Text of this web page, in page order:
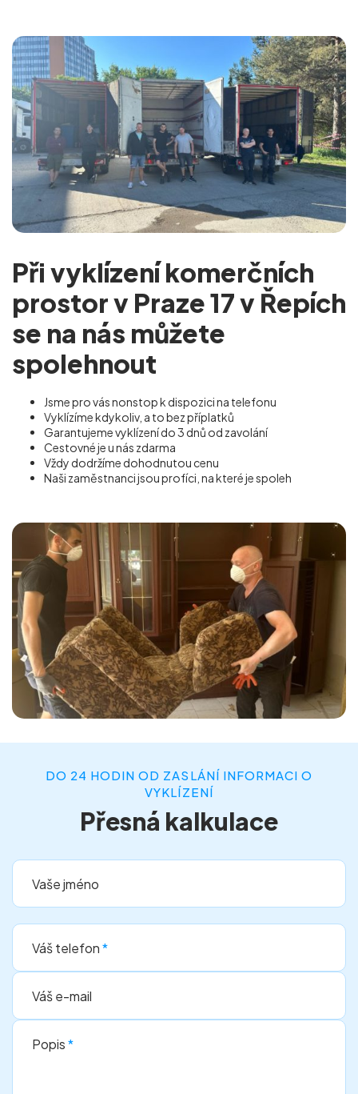
Při vyklízení komerčních
prostor v Praze 17 v Řepích
se na nás můžete
spolehnout
Jsme pro vás nonstop k dispozici na telefonu
Vyklízíme kdykoliv, a to bez příplatků
Garantujeme vyklízení do 3 dnů od zavolání
Cestovné je u nás zdarma
Vždy dodržíme dohodnutou cenu
Naši zaměstnanci jsou profíci, na které je spoleh
DO 24 HODIN OD ZASLÁNÍ INFORMACI O
VYKLÍZENÍ
Přesná kalkulace
Vaše jméno
Váš telefon*
Váš e-mail
Popis*